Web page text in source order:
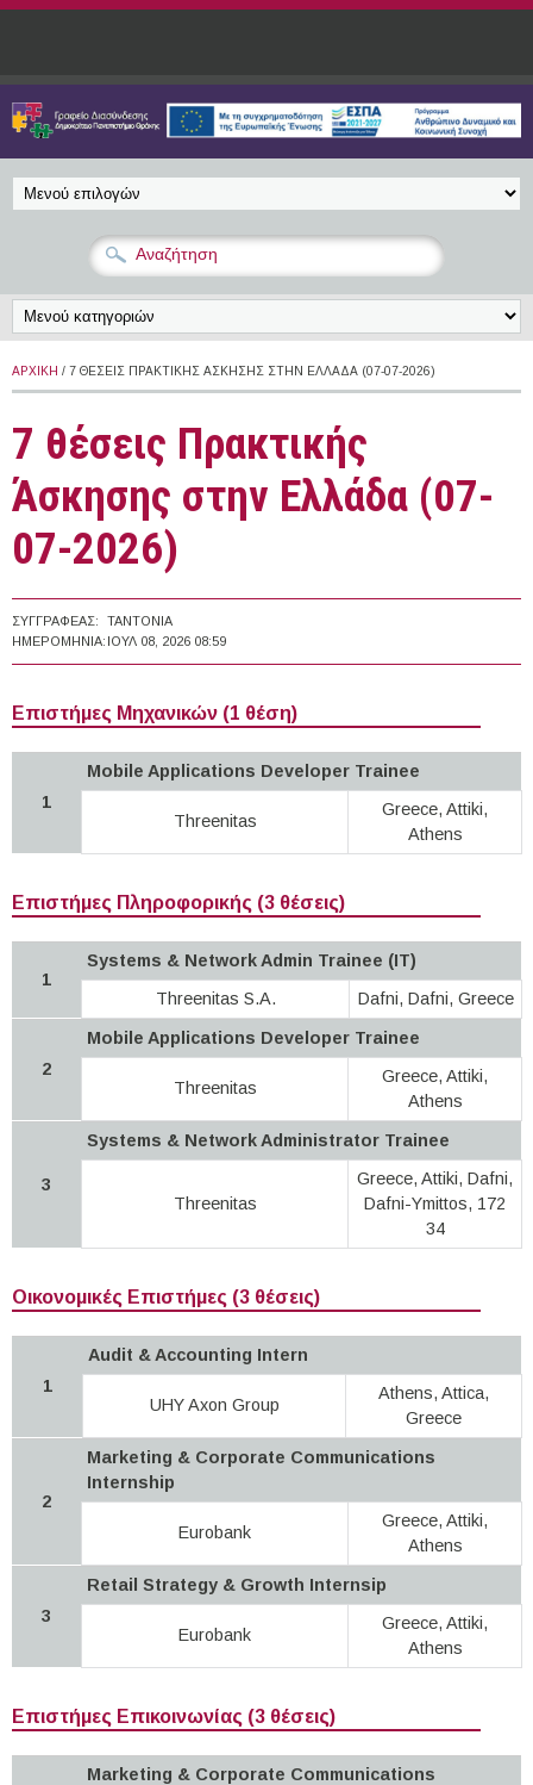
Παράκαμψη προς το κυρίως περιεχόμενο
ΑΡΧΙΚΉ / 7 ΘΈΣΕΙΣ ΠΡΑΚΤΙΚΉΣ ΆΣΚΗΣΗΣ ΣΤΗΝ ΕΛΛΆΔΑ (07-07-2026)
7 θέσεις Πρακτικής
Άσκησης στην Ελλάδα (07-
07-2026)
ΣΥΓΓΡΑΦΈΑΣ:
TANTONIA
ΗΜΕΡΟΜΗΝΊΑ: ΙΟΥΛ 08, 2026 08:59
Επιστήμες Μηχανικών (1 θέση)
1
Mobile Applications Developer Trainee
Threenitas
Greece, Attiki,
Athens
Επιστήμες Πληροφορικής (3 θέσεις)
1
Systems & Network Admin Trainee (IT)
Threenitas S.A.
Dafni, Dafni, Greece
2
Mobile Applications Developer Trainee
Threenitas
Greece, Attiki,
Athens
3
Systems & Network Administrator Trainee
Threenitas
Greece, Attiki, Dafni,
Dafni-Ymittos, 172
34
Οικονομικές Επιστήμες (3 θέσεις)
1
Audit & Accounting Intern
UHY Axon Group
Athens, Attica,
Greece
2
Marketing & Corporate Communications
Internship
Eurobank
Greece, Attiki,
Athens
3
Retail Strategy & Growth Internsip
Eurobank
Greece, Attiki,
Athens
Επιστήμες Επικοινωνίας (3 θέσεις)
Marketing & Corporate Communications